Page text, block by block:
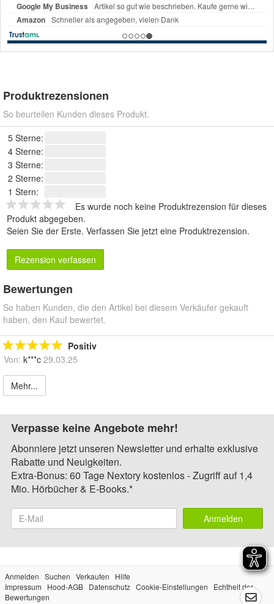
Produktrezensionen
So beurteilen Kunden dieses Produkt.
5 Sterne:
4 Sterne:
3 Sterne:
2 Sterne:
1 Stern:
Es wurde noch keine Produktrezension für dieses
Produkt abgegeben.
Seien Sie der Erste. Verfassen Sie jetzt eine Produktrezension.
Rezension verfassen
Bewertungen
So haben Kunden, die den Artikel bei diesem Verkäufer gekauft
haben, den Kauf bewertet.
Positiv
Von: k***c 29.03.25
Mehr...
Verpasse keine Angebote mehr!
Abonniere jetzt unseren Newsletter und erhalte exklusive
Rabatte und Neuigkeiten.
Extra-Bonus: 60 Tage Nextory kostenlos - Zugriff auf 1,4
Mio. Hörbücher & E-Books.*
Anmelden
Anmelden Suchen Verkaufen
Hilfe
Impressum
Hood-AGB Datenschutz Cookie-Einstellungen
Echtheit der
Bewertungen